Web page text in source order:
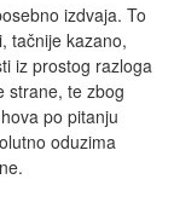
izdvaja. To
tačnije kazano,
iz prostog razloga
strane, te zbog
po pitanju
oduzima